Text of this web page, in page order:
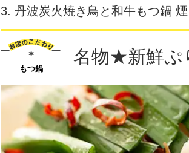
3. 丹波炭火焼き鳥と和牛もつ鍋
もつ鍋
名物★新鮮ぷ